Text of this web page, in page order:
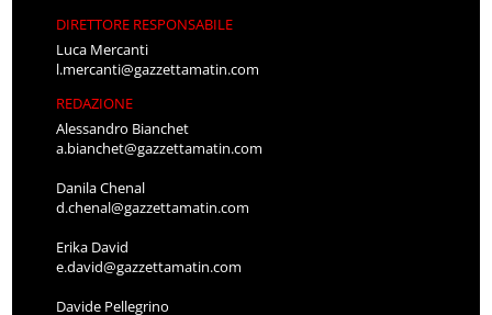
DIRETTORE RESPONSABILE
Luca Mercanti
l.mercanti@gazzettamatin.com
REDAZIONE
Alessandro Bianchet
a.bianchet@gazzettamatin.com
Danila Chenal
d.chenal@gazzettamatin.com
Erika David
e.david@gazzettamatin.com
Davide Pellegrino